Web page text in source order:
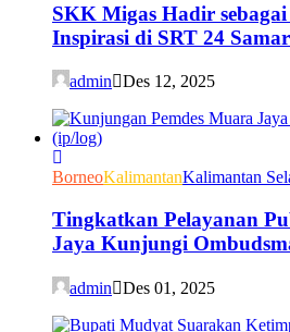
SKK Migas Hadir
Inspirasi di SRT 24
admin Des 12, 2025
BorneoKalimantanKalimantan
Tingkatkan Pelayanan
Jaya Kunjungi
admin Des 01, 2025